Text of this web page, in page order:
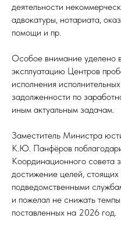
деятельности
адвокатуры, нотариата,
помощи и пр.
Особое внимание уделено
эксплуатацию Центров
исполнения
задолженности по
иным актуальным задачам.
Заместитель Министра
К.Ю. Панфёров
Координационного совета
достижение целей,
подведомственными
и пожелал не снижать
поставленных на 2026 год.